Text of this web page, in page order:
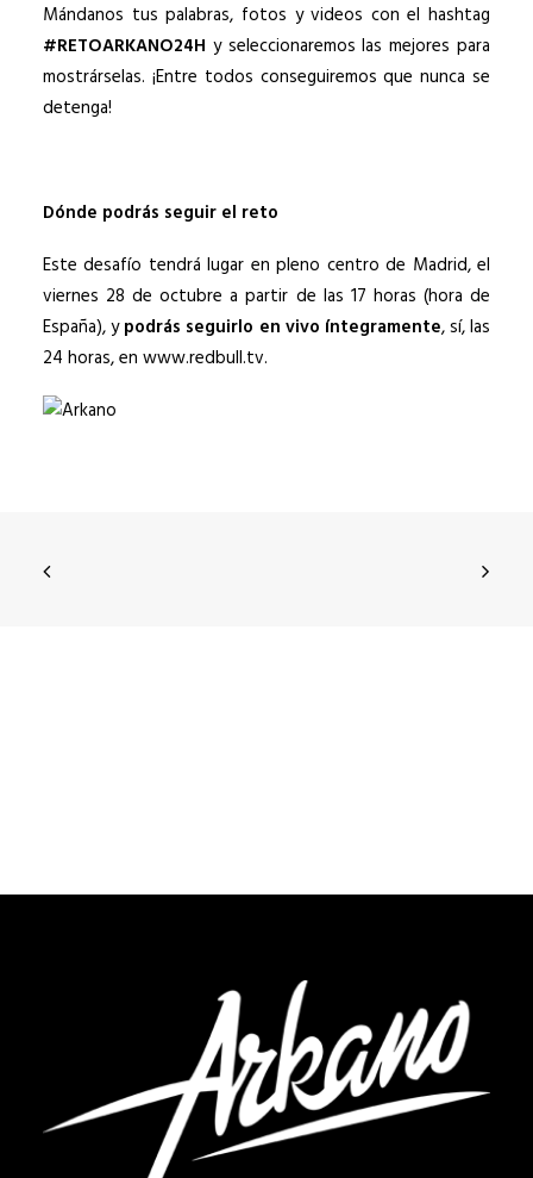
Mándanos tus palabras, fotos y videos con el hashtag
#RETOARKANO24H y seleccionaremos las mejores para
mostrárselas. ¡Entre todos conseguiremos que nunca se
detenga!
Dónde podrás seguir el reto
Este desafío tendrá lugar en pleno centro de Madrid, el
viernes 28 de octubre a partir de las 17 horas (hora de
España), ypodrás seguirlo en vivo íntegramente, sí, las
24 horas, en www.redbull.tv.